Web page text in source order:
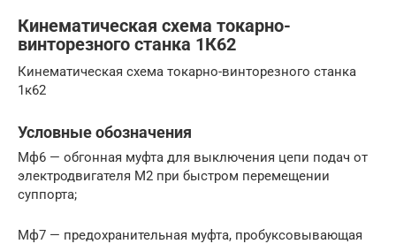
Кинематическая схема токарно-
винторезного станка 1К62
Кинематическая схема токарно-винторезного станка
1к62
Условные обозначения
Мф6 — обгонная муфта для выключения цепи подач от
электродвигателя М2 при быстром перемещении
суппорта;
Мф7 — предохранительная муфта, пробуксовывающая